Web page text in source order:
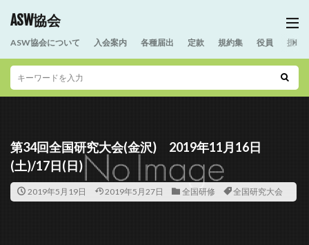
ASW協会
ASW協会について 入会案内 各種届出 定款 規約集 役員 援助
第34回全国研究大会(金沢) 2019年11月16日
(土)/17日(日)
2019年5月19日 2019年5月27日 全国研修 全国研究大会